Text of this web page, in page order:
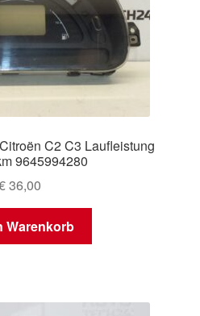
C2 C3 Laufleistung
9645994280
36,00
Warenkorb